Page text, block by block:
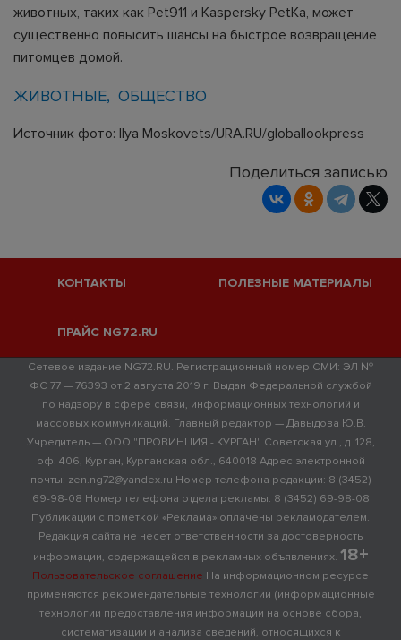
животных, таких как Pet911 и Kaspersky PetKa, может
существенно повысить шансы на быстрое возвращение
питомцев домой.
ЖИВОТНЫЕ ОБЩЕСТВО
Источник фото: Ilya Moskovets/URA.RU/globallookpress
Поделиться записью
КОНТАКТЫ ПОЛЕЗНЫЕ МАТЕРИАЛЫ
ПРАЙС NG72.RU
Сетевое издание NG72.RU. Регистрационный номер СМИ: ЭЛ №
ФС 77 — 76393 от 2 августа 2019 г. Выдан Федеральной службой
по надзору в сфере связи, информационных технологий и
массовых коммуникаций. Главный редактор — Давыдова Ю.В.
Учредитель — ООО "ПРОВИНЦИЯ - КУРГАН" Советская ул., д. 128,
оф. 406, Курган, Курганская обл., 640018 Адрес электронной
почты: zen.ng72@yandex.ru Номер телефона редакции: 8 (3452)
69-98-08 Номер телефона отдела рекламы: 8 (3452) 69-98-08
Публикации с пометкой «Реклама» оплачены рекламодателем.
Редакция сайта не несет ответственности за достоверность
информации, содержащейся в рекламных объявлениях. 18+
Пользовательское соглашение На информационном ресурсе
применяются рекомендательные технологии (информационные
технологии предоставления информации на основе сбора,
систематизации и анализа сведений, относящихся к